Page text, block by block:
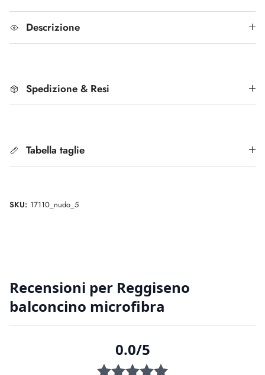
Descrizione
Spedizione & Resi
Tabella taglie
SKU: 17110_nudo_5